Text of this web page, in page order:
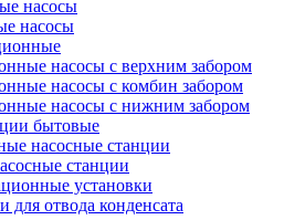
насосы
насосы
насосы с верхним забором
насосы с комбин забором
насосы с нижним забором
бытовые
насосные станции
станции
установки
для отвода конденсата